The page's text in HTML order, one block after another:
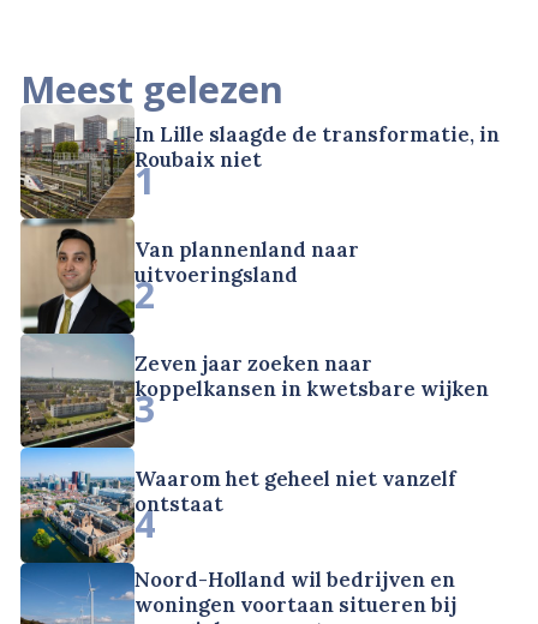
Meest gelezen
In Lille slaagde de transformatie, in
Roubaix niet
1
Van plannenland naar
uitvoeringsland
2
Zeven jaar zoeken naar
koppelkansen in kwetsbare wijken
3
Waarom het geheel niet vanzelf
ontstaat
4
Noord-Holland wil bedrijven en
woningen voortaan situeren bij